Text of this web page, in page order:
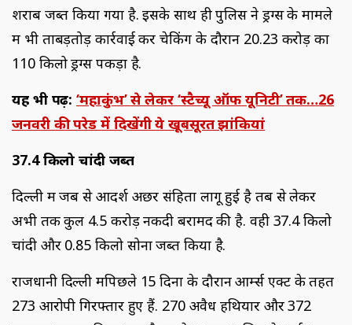
शराब जब्त किया गया है. इसके साथ ही पुलिस ने ड्रग्स के मामले
में भी ताबड़तोड़ कार्रवाई कर चेकिंग के दौरान 20.23 करोड़ का
110 किलो ड्रग्स पकड़ा है.
यह भी पढ़ें:‘महाकुंभ’ से लेकर ‘स्टैच्यू ऑफ यूनिटी’ तक…26
जनवरी की परेड में दिखेंगी ये खूबसूरत झांकियां
37.4 किलो चांदी जब्त
दिल्ली में जब से आदर्श अछर संहिता लागू हुई है तब से लेकर
अभी तक कुल 4.5 करोड़ नकदी बरामद की है. वही 37.4 किलो
चांदी और 0.85 किलो सोना जब्त किया है.
राजधानी दिल्ली मेंपिछले 15 दिनों के दौरान आर्म्स एक्ट के तहत
273 आरोपी गिरफ्तार हुए हैं. 270 अवैध हथियार और 372